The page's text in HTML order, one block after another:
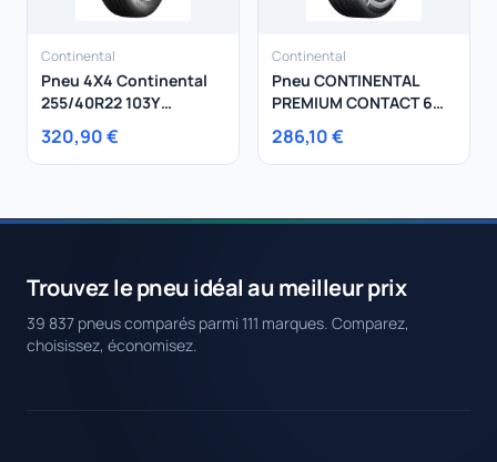
Continental
Pneu 4X4 Continental
255/40R22 103Y
CrossContact RX XL
320,90 €
Continental
Pneu CONTINENTAL
PREMIUM CONTACT 6
265/55R19 113Y
286,10 €
Trouvez le pneu idéal au meilleur prix
39 837 pneus comparés parmi 111 marques. Comparez,
choisissez, économisez.